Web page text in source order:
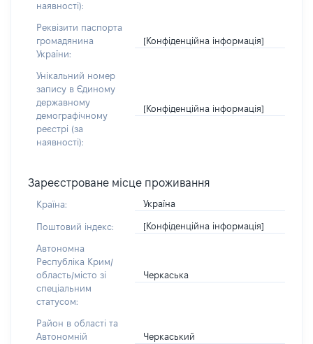
наявності):
Реквізити паспорта
громадянина
України:
[Конфіденційна інформація]
Унікальний номер
запису в Єдиному
державному
демографічному
реєстрі (за
наявності):
[Конфіденційна інформація]
Зареєстроване місце проживання
Країна: Україна
Поштовий індекс: [Конфіденційна інформація]
Автономна
Республіка Крим/
область/місто зі
спеціальним
статусом:
Черкаська
Район в області та
Автономній
Черкаський